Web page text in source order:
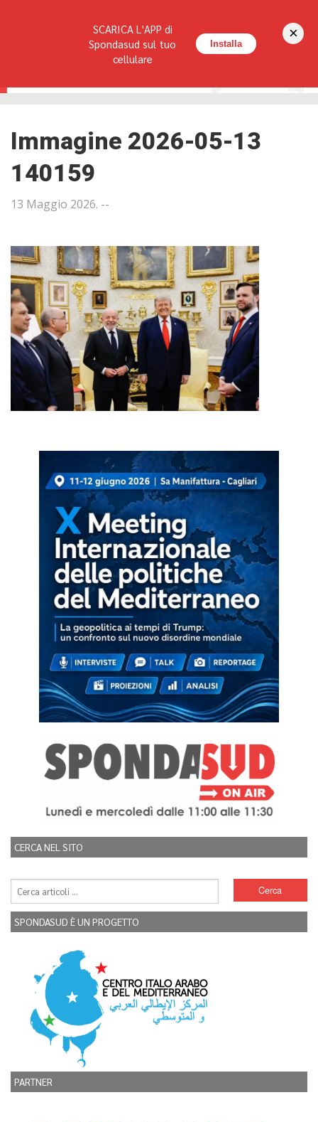
HOME LA RIVISTA REDAZIONE CONTATTI
Immagine 2026-05-13
140159
13 Maggio 2026. --
CERCA NEL SITO
SPONDASUD È UN PROGETTO
PARTNER
SCARICA L'APP di
Spondasud sul tuo
cellulare
Installa
×